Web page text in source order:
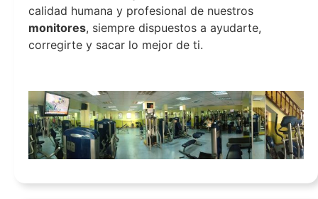
calidad humana y profesional de nuestros
monitores, siempre dispuestos a ayudarte,
corregirte y sacar lo mejor de ti.